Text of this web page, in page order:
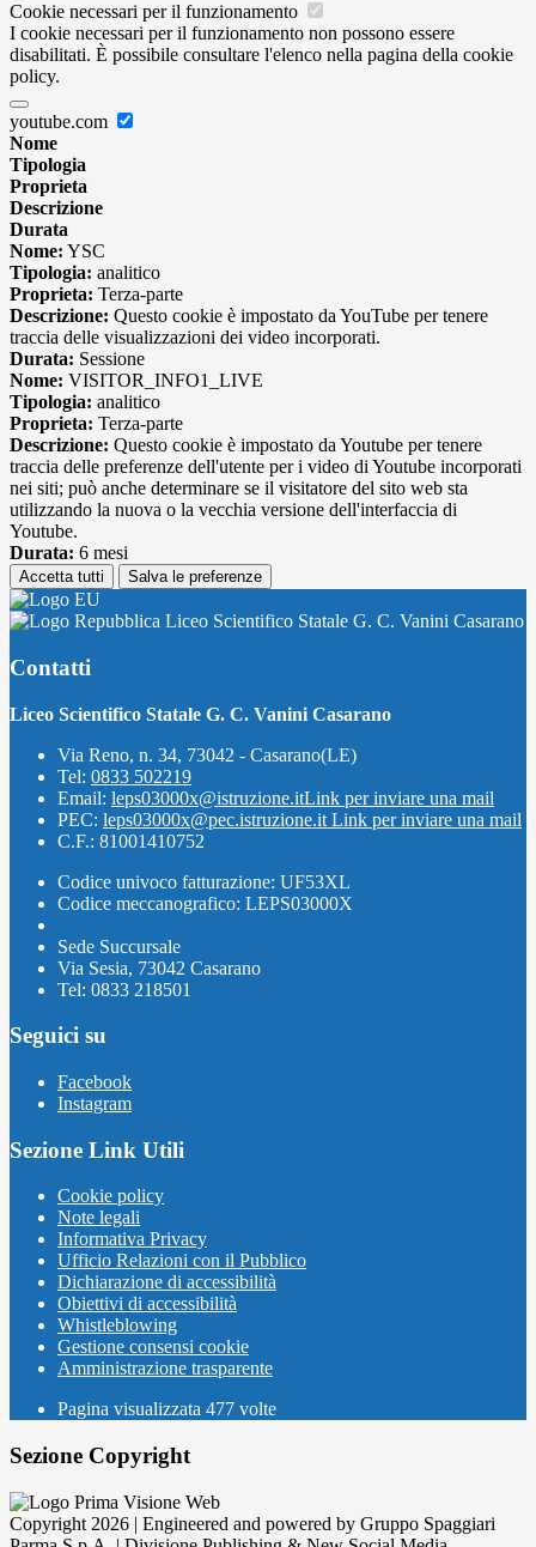
Cookie necessari per il funzionamento
I cookie necessari per il funzionamento non possono essere
disabilitati. È possibile consultare l'elenco nella pagina della cookie
policy.
youtube.com
Nome
Tipologia
Proprieta
Descrizione
Durata
Nome: YSC
Tipologia: analitico
Proprieta: Terza-parte
Descrizione: Questo cookie è impostato da YouTube per tenere
traccia delle visualizzazioni dei video incorporati.
Durata: Sessione
Nome: VISITOR_INFO1_LIVE
Tipologia: analitico
Proprieta: Terza-parte
Descrizione: Questo cookie è impostato da Youtube per tenere
traccia delle preferenze dell'utente per i video di Youtube incorporati
nei siti; può anche determinare se il visitatore del sito web sta
utilizzando la nuova o la vecchia versione dell'interfaccia di
Youtube.
Durata: 6 mesi
Accetta tutti Salva le preferenze
Liceo Scientifico Statale G. C. Vanini Casarano
Contatti
Liceo Scientifico Statale G. C. Vanini Casarano
Via Reno, n. 34, 73042 - Casarano(LE)
Tel: 0833 502219
Email: leps03000x@istruzione.itLink per inviare una mail
PEC: leps03000x@pec.istruzione.it Link per inviare una mail
C.F.: 81001410752
Codice univoco fatturazione: UF53XL
Codice meccanografico: LEPS03000X
Sede Succursale
Via Sesia, 73042 Casarano
Tel: 0833 218501
Seguici su
Facebook
Instagram
Sezione Link Utili
Cookie policy
Note legali
Informativa Privacy
Ufficio Relazioni con il Pubblico
Dichiarazione di accessibilità
Obiettivi di accessibilità
Whistleblowing
Gestione consensi cookie
Amministrazione trasparente
Pagina visualizzata 477 volte
Sezione Copyright
Copyright 2026 | Engineered and powered by Gruppo Spaggiari